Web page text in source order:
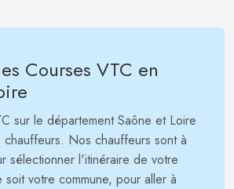
Courses VTC en
sur le département Saône et Loire
Nos chauffeurs sont à
sélectionner l'itinéraire de votre
votre commune, pour aller à